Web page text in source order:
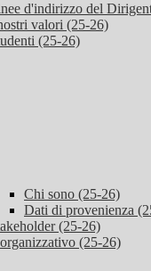
d'indirizzo del
valori (25-26)
(25-26)
Chi sono (25-26)
Dati di provenienza
(25-26)
(25-26)